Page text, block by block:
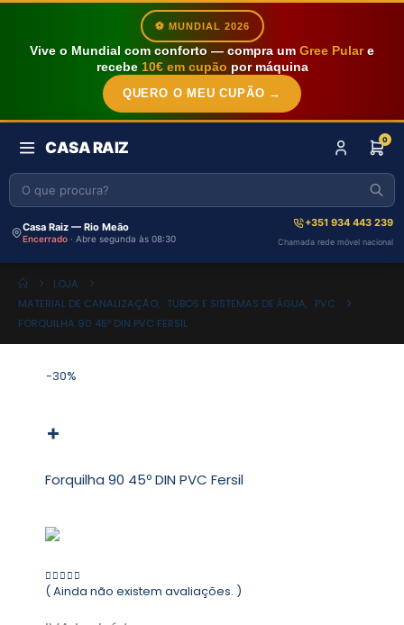
⚽ MUNDIAL 2026
Vive o Mundial com conforto — compra um Gree Pulare
recebe 10€ em cupão por máquina
QUERO O MEU CUPÃO →
CASA RAIZ 0
Casa Raiz — Rio Meão
Encerrado · Abre segunda às 08:30
+351 934 443 239
Chamada rede móvel nacional
LOJA
MATERIAL DE CANALIZAÇÃO, TUBOS E SISTEMAS DE ÁGUA, PVC
FORQUILHA 90 45º DIN PVC FERSIL
-30%
Forquilha 90 45º DIN PVC Fersil
0 out of 5
( Ainda não existem avaliações. )